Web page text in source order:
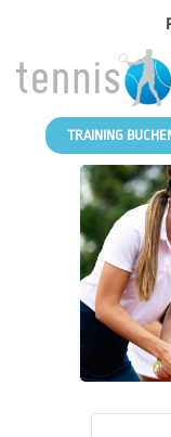
TRAINING